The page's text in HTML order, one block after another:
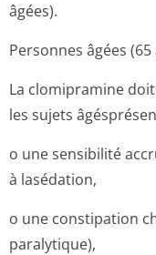
âgées).
Personnes âgées
La clomipramine
les sujets
o une sensibilité
à lasédation,
o une constipation
paralytique),